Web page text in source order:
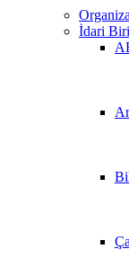
İdari